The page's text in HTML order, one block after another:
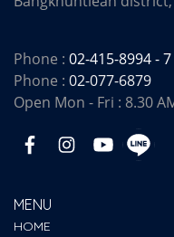
Phone : 02-415-8994 - 7
Phone : 02-077-6879
Open Mon - Fri : 8.30
MENU
HOME